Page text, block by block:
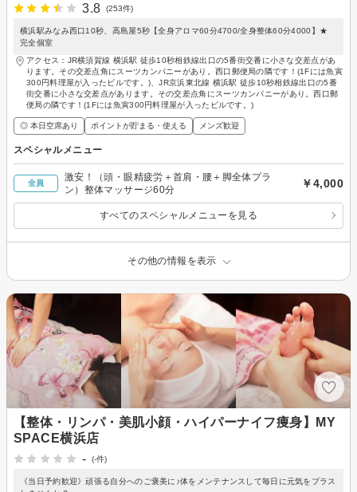
3.8
(253件)
横浜駅みなみ西口10秒、高島屋5秒【全身アロマ60分4700/全身整体60分4000】★
完全個室
アクセス：JR横須賀線 横浜駅 徒歩10秒相鉄線出口の5番街交番に小さな交差点があ
ります。その交差点角にスーツカンパニーがあり。西口郵便局の隣です！(1Fには魚寅
300円料理屋が入ったビルです。)、JR京浜東北線 横浜駅 徒歩10秒相鉄線出口の5番
街交番に小さな交差点があります。その交差点角にスーツカンパニーがあり。西口郵
便局の隣です！(1Fには魚寅300円料理屋が入ったビルです。)
◎ 本日空席あり ポイントが貯まる・使える メンズ歓迎
スペシャルメニュー
全員
激安！（頭・眼精疲労＋首肩・腰＋脚全体プラ
ン）整体マッサージ60分
￥4,000
すべてのスペシャルメニューを見る
その他の情報を表示
【整体・リンパ・美肌小顔・ハイパーナイフ痩身】MY
SPACE横浜店
-
(-件)
《当日予約歓迎》頑張る自分へのご褒美に♪体をメンテナンスして毎日に元気をプラス